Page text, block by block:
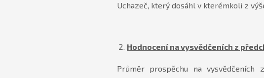
Uchazeč, který dosáhl v kterémkoli z
Hodnocení na vysvědčeních z
Průměr prospěchu na vysvědčeních